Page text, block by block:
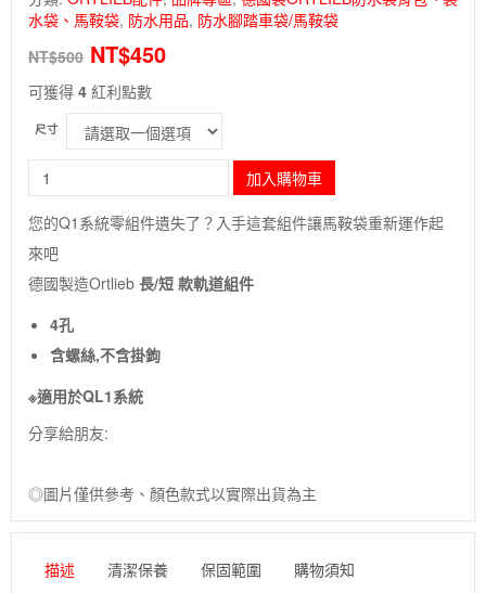
水袋、馬鞍袋, 防水用品, 防水腳踏車袋/馬鞍袋
NT$500 NT$450
可獲得 4 紅利點數
尺寸
毛
象-
德
國
[ORTLIEB]
1
QL1
long/short(4
holes)
(with
mounting
/
長
款/
加入購物車
您的Q1系統零組件遺失了？入手這套組件讓馬鞍袋重新運作起
來吧
德國製造Ortlieb 長/短 款軌道組件
4孔
含螺絲,不含掛鉤
※適用於QL1系統
分享給朋友:
◎圖片僅供參考、顏色款式以實際出貨為主
描述 清潔保養 保固範圍 購物須知